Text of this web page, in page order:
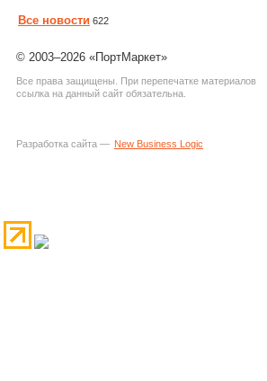
Все новости 622
© 2003–2026 «ПортМаркет»
Все права защищены. При перепечатке материалов
ссылка на данный сайт обязательна.
Разработка сайта — New Business Logic